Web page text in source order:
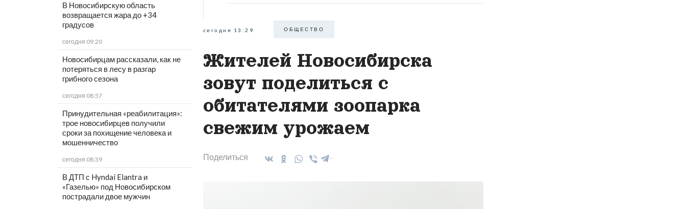
В Новосибирскую область
возвращается жара до +34
градусов
сегодня 09:20
Новосибирцам рассказали, как не
потеряться в лесу в разгар
грибного сезона
сегодня 08:57
Принудительная «реабилитация»:
трое новосибирцев получили
сроки за похищение человека и
мошенничество
сегодня 08:39
В ДТП с Hyndai Elantra и
«Газелью» под Новосибирском
пострадали двое мужчин
сегодня 13:29 ОБЩЕСТВО
Жителей Новосибирска
зовут поделиться с
обитателями зоопарка
свежим урожаем
Поделиться